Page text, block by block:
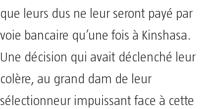
que leurs dus ne leur seront payé par
voie bancaire qu’une fois à Kinshasa.
Une décision qui avait déclenché leur
colère, au grand dam de leur
sélectionneur impuissant face à cette